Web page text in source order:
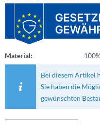
Material:
Bei diesem Artikel
Sie haben die
gewünschten